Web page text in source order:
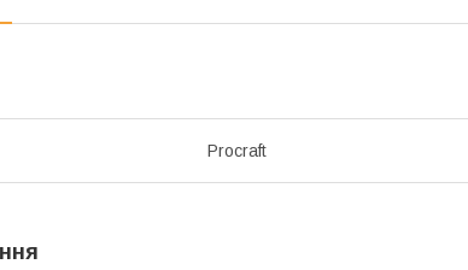
Procraft